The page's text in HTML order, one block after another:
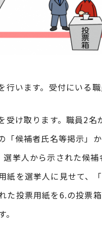
行います。受付にいる
受け取ります。職員2名
「候補者氏名等掲示」
挙人から示された候
紙を選挙人に見せて、
た投票用紙を6.の投票